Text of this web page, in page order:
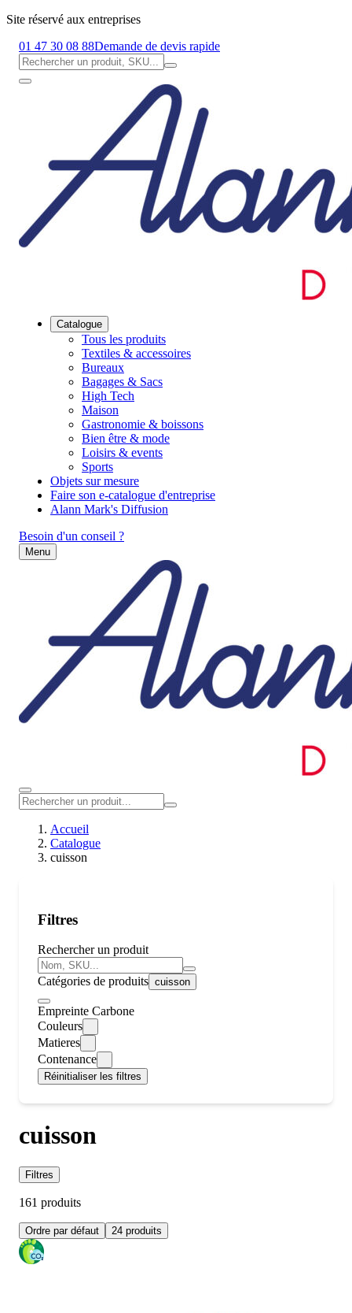
Site réservé aux entreprises
01 47 30 08 88Demande de devis rapide
Catalogue
Tous les produits
Textiles & accessoires
Bureaux
Bagages & Sacs
High Tech
Maison
Gastronomie & boissons
Bien être & mode
Loisirs & events
Sports
Objets sur mesure
Faire son e-catalogue d'entreprise
Alann Mark's Diffusion
Besoin d'un conseil ?
Menu
Accueil
Catalogue
cuisson
Filtres
Rechercher un produit
Catégories de produits cuisson
Empreinte Carbone
Couleurs
Matieres
Contenance
Réinitialiser les filtres
cuisson
Filtres
161 produits
Ordre par défaut 24 produits